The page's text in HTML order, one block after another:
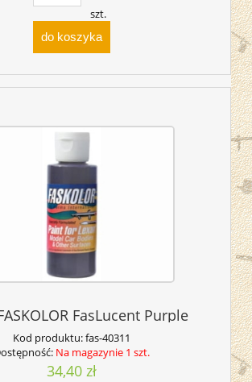
szt.
do koszyka
FasLucent Purple
Kod produktu:fas-40311
Na magazynie 1 szt.
34,40 zł